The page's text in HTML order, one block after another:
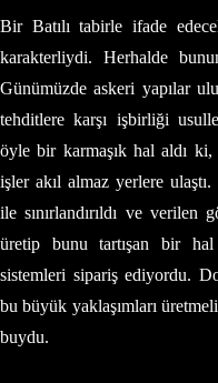
Bir Batılı tabirle ifade
karakterliydi. Herhalde
Günümüzde askeri yapılar
tehditlere karşı işbirliği
öyle bir karmaşık hal aldı ki,
işler akıl almaz yerlere
ile sınırlandırıldı ve verilen
üretip bunu tartışan bir
sistemleri sipariş ediyordu.
bu büyük yaklaşımları
buydu.